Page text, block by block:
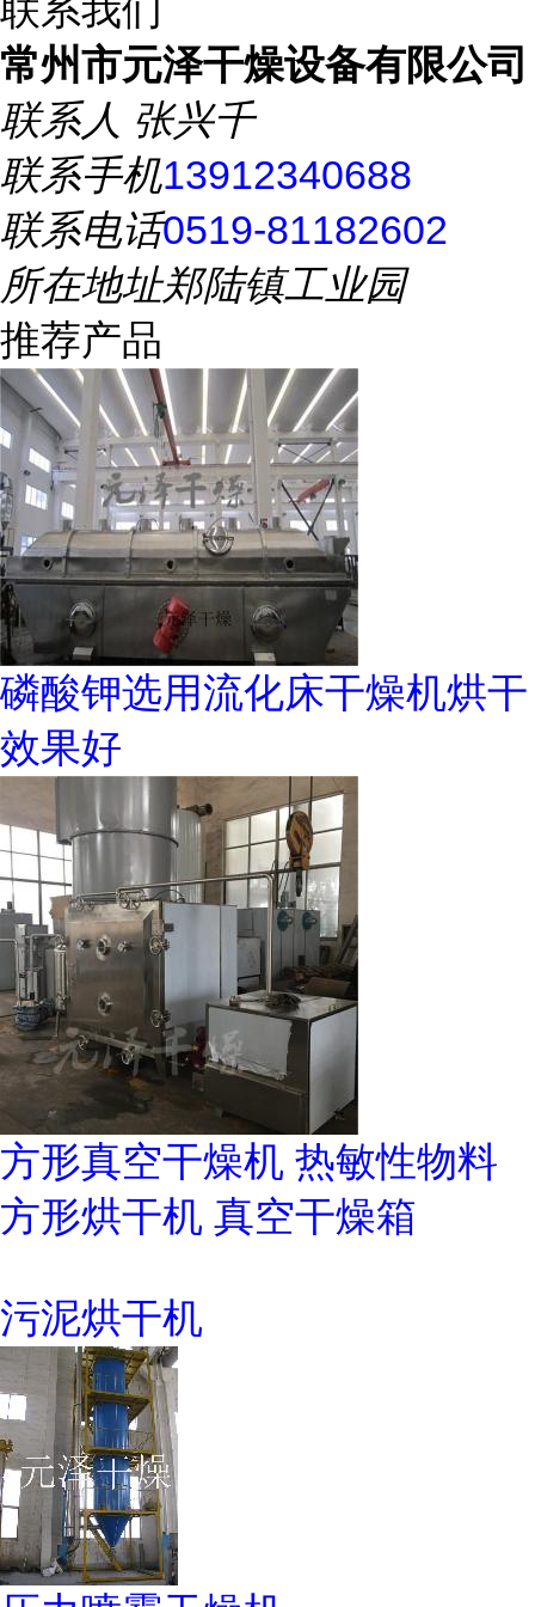
联系我们
常州市元泽干燥设备有限公司
联系人 张兴千
联系手机13912340688
联系电话0519-81182602
所在地址郑陆镇工业园
推荐产品
磷酸钾选用流化床干燥机烘干
效果好
方形真空干燥机 热敏性物料
方形烘干机 真空干燥箱
污泥烘干机